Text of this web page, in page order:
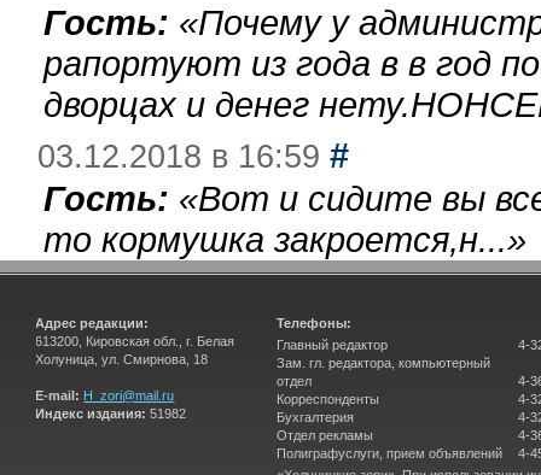
Гость: «Почему у
рапортуют из года в в год
дворцах и денег
03.12.2018 в 16:59 #
Гость: «Вот и сидите вы
то кормушка закроется,н...»
Адрес редакции:
613200, Кировская обл., г. Белая
Холуница, ул. Смирнова, 18
E-mail: H_zori@mail.ru
Индекс издания: 51982
Телефоны:
Главный редактор
Зам. гл. редактора, компьютерный
отдел
Корреспонденты
Бухгалтерия
Отдел рекламы
Полиграфуслуги, прием объявлений
4-
4-
4-
4-
4-
4-